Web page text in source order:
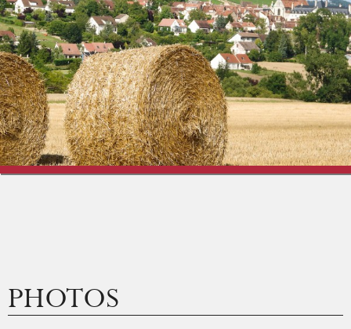
Vos Démarches
Histoire & Patrimoine
Vigne & Vins
Vivre à Saint-Bris
Culture et Loisirs
Vie économique
PHOTOS